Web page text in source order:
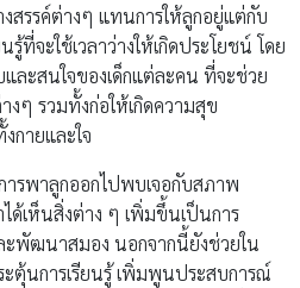
สรรค์ต่างๆ แทนการให้ลูกอยู่แต่กับ
ที่จะใช้เวลาว่างให้เกิดประโยชน์ โดย
ละสนใจของเด็กแต่ละคน ที่จะช่วย
ๆ รวมทั้งก่อให้เกิดความสุข
กายและใจ
ารพาลูกออกไปพบเจอกับสภาพ
ด้เห็นสิ่งต่าง ๆ เพิ่มขึ้นเป็นการ
ะพัฒนาสมอง นอกจากนี้ยังช่วยใน
ะตุ้นการเรียนรู้ เพิ่มพูนประสบการณ์